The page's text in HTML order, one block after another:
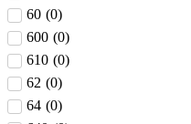
60 (0)
600 (0)
610 (0)
62 (0)
64 (0)